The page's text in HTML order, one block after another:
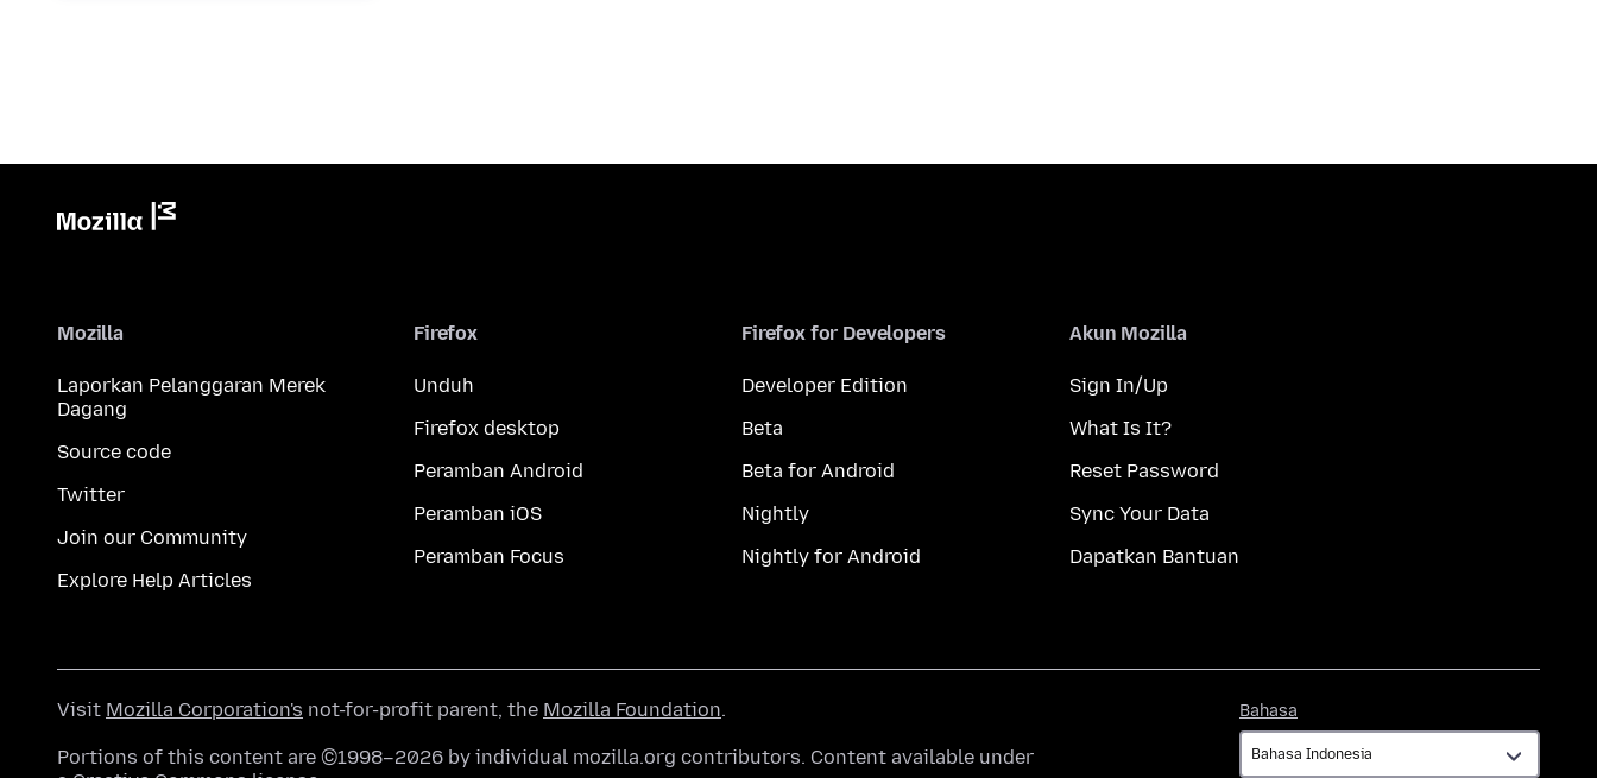
Mozilla
Laporkan Pelanggaran Merek
Dagang
Source code
Twitter
Join our Community
Explore Help Articles
Firefox
Unduh
Firefox desktop
Peramban Android
Peramban iOS
Peramban Focus
Firefox for Developers
Developer Edition
Beta
Beta for Android
Nightly
Nightly for Android
Akun Mozilla
Sign In/Up
What Is It?
Reset Password
Sync Your Data
Dapatkan Bantuan
Bahasa
Visit Mozilla Corporation's not-for-profit parent, the Mozilla Foundation.
Portions of this content are ©1998–2026 by individual mozilla.org contributors. Content available under